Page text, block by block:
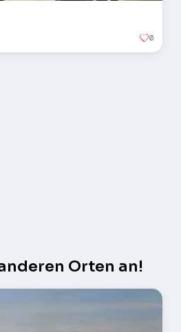
0
Orten an!